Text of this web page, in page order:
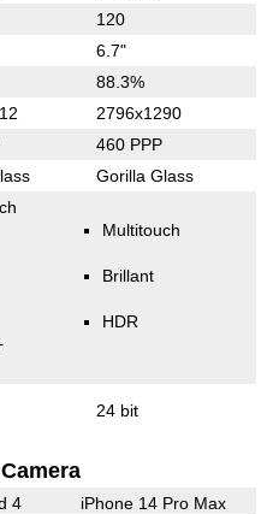
120
6.7"
88.3%
2796x1290
460 PPP
Gorilla Glass
Multitouch
Brillant
HDR
24 bit
4 iPhone 14 Pro Max